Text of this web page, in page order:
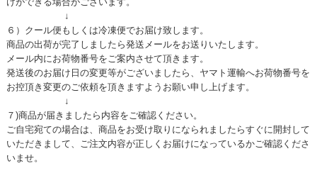
↓
６）クール便もしくは冷凍便でお届け致します。
商品の出荷が完了しましたら発送メールをお送りいたします。
メール内にお荷物番号をご案内させて頂きます。
発送後のお届け日の変更等がございましたら、ヤマト運輸へお荷物番号を
お控頂き変更のご依頼を頂きますようお願い申し上げます。
↓
７)商品が届きましたら内容をご確認ください。
ご自宅宛ての場合は、商品をお受け取りになられましたらすぐに開封して
いただきまして、ご注文内容が正しくお届けになっているかご確認くださ
いませ。